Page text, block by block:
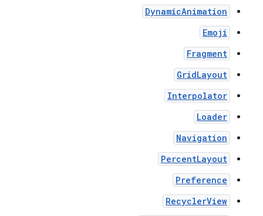
DynamicAnimation
Emoji
Fragment
GridLayout
Interpolator
Loader
Navigation
PercentLayout
Preference
RecyclerView